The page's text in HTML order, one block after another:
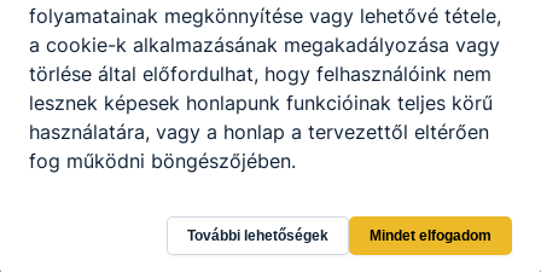
Kecskeméti SZC Virágh Gedeon
Technikum
KRÉTA
folyamatainak megkönnyítése vagy lehetővé tétele,
a cookie-k alkalmazásának megakadályozása vagy
törlése által előfordulhat, hogy felhasználóink nem
lesznek képesek honlapunk funkcióinak teljes körű
használatára, vagy a honlap a tervezettől eltérően
fog működni böngészőjében.
További lehetőségek Mindet elfogadom